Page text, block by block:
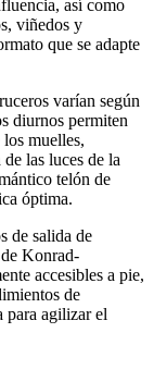
así como
viñedos y
que se adapte
varían según
diurnos permiten
muelles,
las luces de la
telón de
óptima.
de salida de
Konrad-
accesibles a pie,
de
para agilizar el